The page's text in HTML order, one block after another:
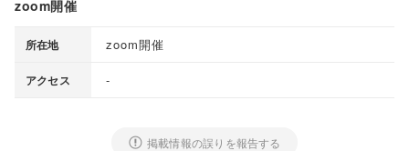
zoom開催
所在地 zoom開催
アクセス -
掲載情報の誤りを報告する